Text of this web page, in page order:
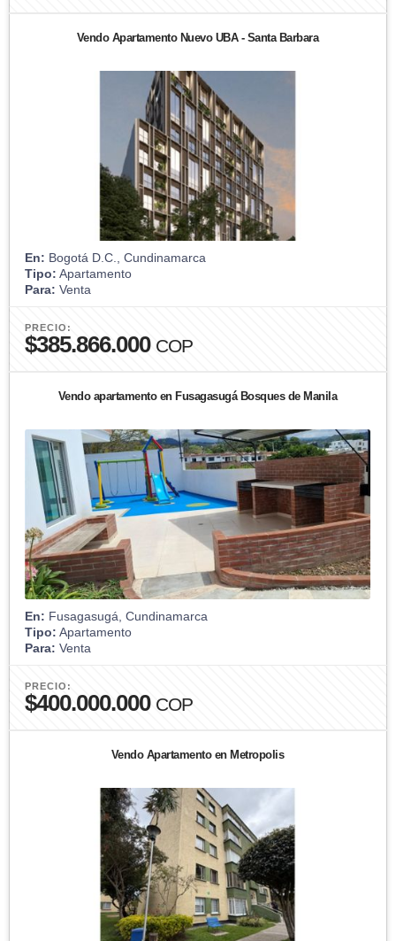
Vendo Apartamento Nuevo UBA - Santa Barbara
En: Bogotá D.C., Cundinamarca
Tipo: Apartamento
Para: Venta
PRECIO:
$385.866.000 COP
Vendo apartamento en Fusagasugá Bosques de Manila
En: Fusagasugá, Cundinamarca
Tipo: Apartamento
Para: Venta
PRECIO:
$400.000.000 COP
Vendo Apartamento en Metropolis